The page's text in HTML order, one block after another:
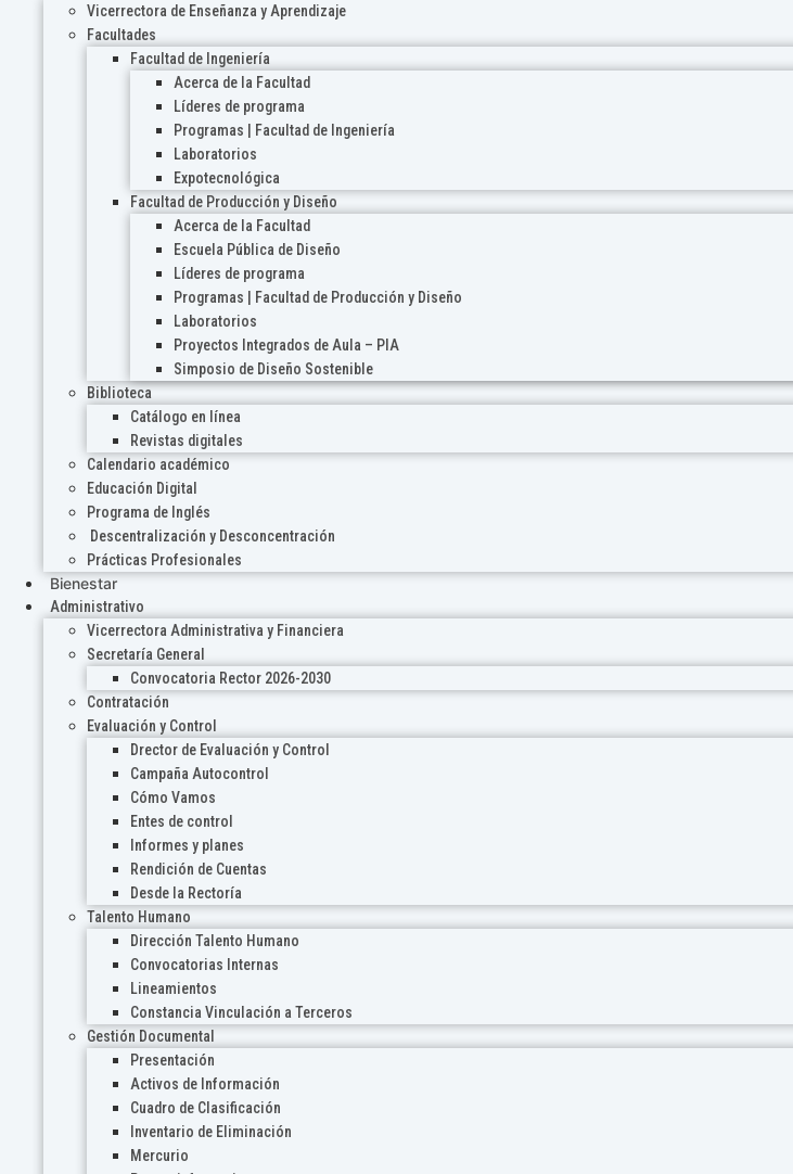
Vicerrectora de Enseñanza y Aprendizaje
Facultades
Facultad de Ingeniería
Acerca de la Facultad
Líderes de programa
Programas | Facultad de Ingeniería
Laboratorios
Expotecnológica
Facultad de Producción y Diseño
Acerca de la Facultad
Escuela Pública de Diseño
Líderes de programa
Programas | Facultad de Producción y Diseño
Laboratorios
Proyectos Integrados de Aula – PIA
Simposio de Diseño Sostenible
Biblioteca
Catálogo en línea
Revistas digitales
Calendario académico
Educación Digital
Programa de Inglés
Descentralización y Desconcentración
Prácticas Profesionales
Bienestar
Administrativo
Vicerrectora Administrativa y Financiera
Secretaría General
Convocatoria Rector 2026-2030
Contratación
Evaluación y Control
Drector de Evaluación y Control
Campaña Autocontrol
Cómo Vamos
Entes de control
Informes y planes
Rendición de Cuentas
Desde la Rectoría
Talento Humano
Dirección Talento Humano
Convocatorias Internas
Lineamientos
Constancia Vinculación a Terceros
Gestión Documental
Presentación
Activos de Información
Cuadro de Clasificación
Inventario de Eliminación
Mercurio